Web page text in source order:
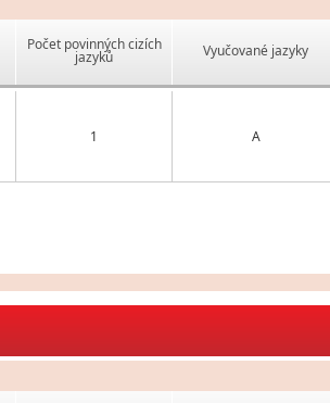
Počet povinných cizích
jazyků Vyučované jazyky
1 A